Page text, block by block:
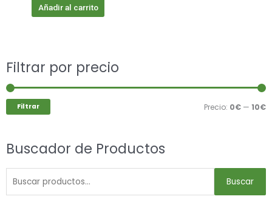
Añadir al carrito
Filtrar por precio
Filtrar Precio: 0€ — 10€
Buscador de Productos
Buscar
Buscar